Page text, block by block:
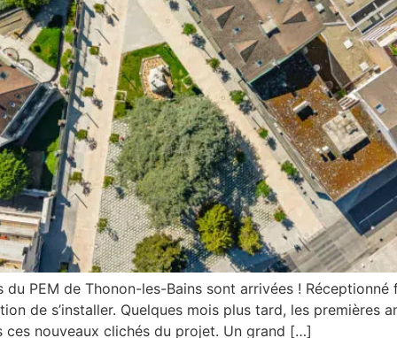
PEM de Thonon-les-Bains sont arrivées !
de s’installer. Quelques mois plus tard, les premières
nouveaux clichés du projet. Un grand […]